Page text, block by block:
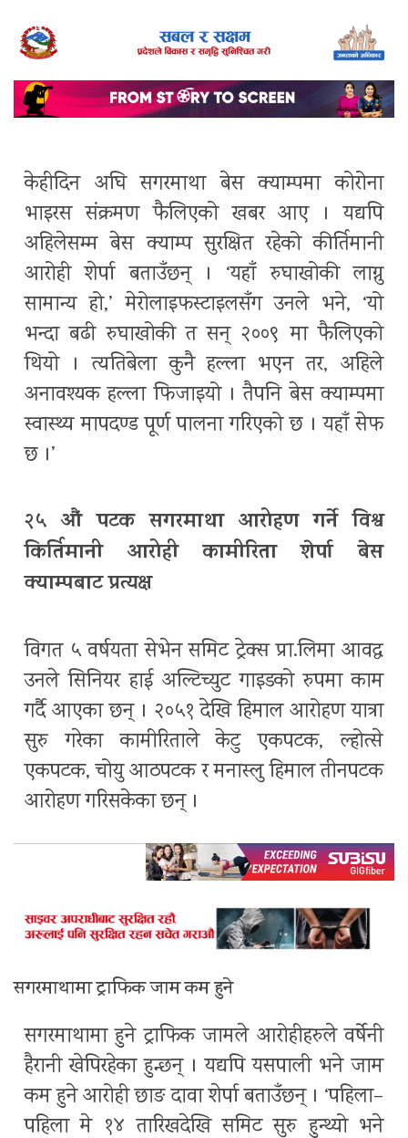
केहीदिन अघि सगरमाथा बेस क्याम्पमा कोरोना
भाइरस संक्रमण फैलिएको खबर आए । यद्यपि
अहिलेसम्म बेस क्याम्प सुरक्षित रहेको कीर्तिमानी
आरोही शेर्पा बताउँछन् । ‘यहाँ रुघाखोकी लाग्नु
सामान्य हो,’ मेरोलाइफस्टाइलसँग उनले भने, ‘यो
भन्दा बढी रुघाखोकी त सन् २००९ मा फैलिएको
थियो । त्यतिबेला कुनै हल्ला भएन तर, अहिले
अनावश्यक हल्ला फिजाइयो । तैपनि बेस क्याम्पमा
स्वास्थ्य मापदण्ड पूर्ण पालना गरिएको छ । यहाँ सेफ
छ ।’
२५ औं पटक सगरमाथा आरोहण गर्ने विश्व
किर्तिमानी आरोही कामीरिता शेर्पा बेस
क्याम्पबाट प्रत्यक्ष
विगत ५ वर्षयता सेभेन समिट ट्रेक्स प्रा.लिमा आवद्ध
उनले सिनियर हाई अल्टिच्युट गाइडको रुपमा काम
गर्दै आएका छन् । २०५१ देखि हिमाल आरोहण यात्रा
सुरु गरेका कामीरिताले केटु एकपटक, ल्होत्से
एकपटक, चोयु आठपटक र मनास्लु हिमाल तीनपटक
आरोहण गरिसकेका छन् ।
सगरमाथामा ट्राफिक जाम कम हुने
सगरमाथामा हुने ट्राफिक जामले आरोहीहरुले वर्षेनी
हैरानी खेपिरहेका हुन्छन् । यद्यपि यसपाली भने जाम
कम हुने आरोही छाङ दावा शेर्पा बताउँछन् । ‘पहिला–
पहिला मे १४ तारिखदेखि समिट सुरु हुन्थ्यो भने